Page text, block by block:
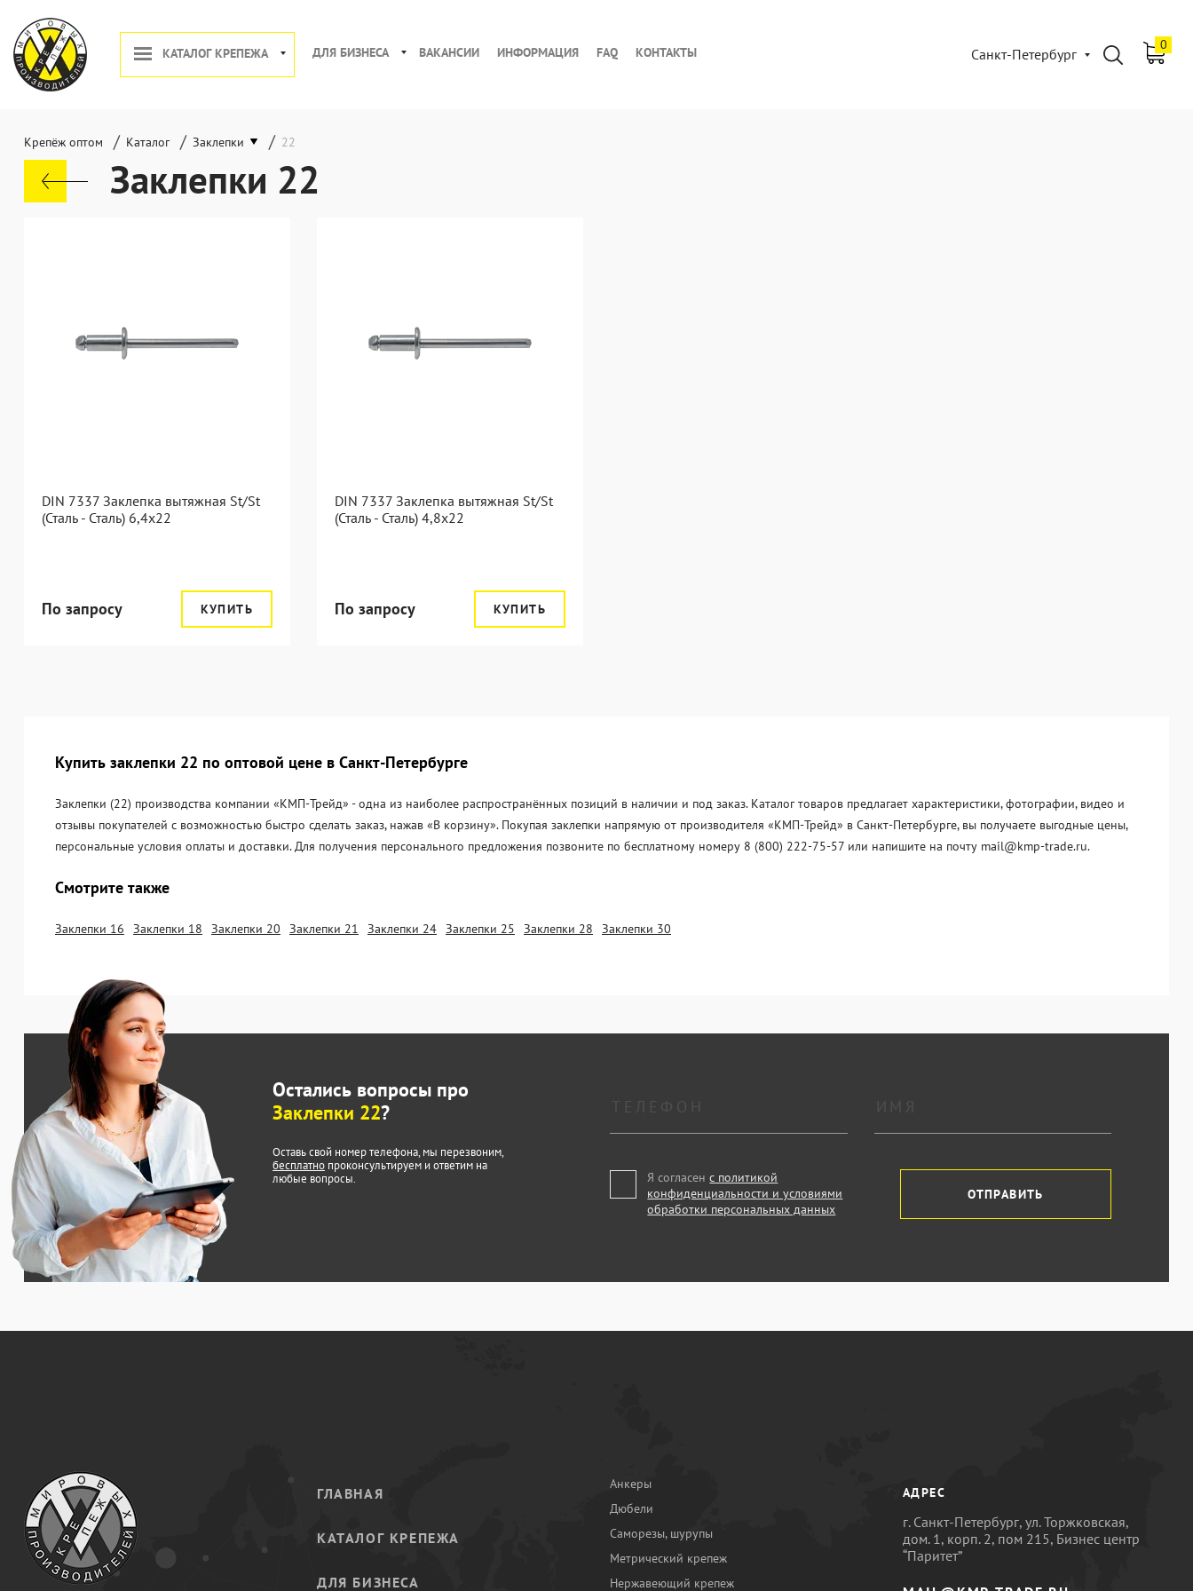
КАТАЛОГ КРЕПЕЖА ДЛЯ БИЗНЕСА ВАКАНСИИ ИНФОРМАЦИЯ FAQ КОНТАКТЫ Санкт-Петербург
0
Крепёж оптом / Каталог / Заклепки / 22
Заклепки 22
DIN 7337 Заклепка вытяжная St/St
(Сталь - Сталь) 6,4x22
По запросу КУПИТЬ
DIN 7337 Заклепка вытяжная St/St
(Сталь - Сталь) 4,8x22
По запросу КУПИТЬ
Купить заклепки 22 по оптовой цене в Санкт-Петербурге
Заклепки (22) производства компании «KМП-Трейд» - одна из наиболее распространённых позиций в наличии и под заказ. Каталог товаров предлагает характеристики, фотографии, видео и
отзывы покупателей с возможностью быстро сделать заказ, нажав «В корзину». Покупая заклепки напрямую от производителя «KМП-Трейд» в Санкт-Петербурге, вы получаете выгодные цены,
персональные условия оплаты и доставки. Для получения персонального предложения позвоните по бесплатному номеру 8 (800) 222-75-57 или напишите на почту mail@kmp-trade.ru.
Смотрите также
Заклепки 16 Заклепки 18 Заклепки 20 Заклепки 21 Заклепки 24 Заклепки 25 Заклепки 28 Заклепки 30
Остались вопросы про
Заклепки 22?
Оставь свой номер телефона, мы перезвоним,
бесплатно проконсультируем и ответим на
любые вопросы.
Я согласенс политикой
конфиденциальности и условиями
обработки персональных данных
ОТПРАВИТЬ
ГЛАВНАЯ
КАТАЛОГ КРЕПЕЖА
ДЛЯ БИЗНЕСА
Анкеры
Дюбели
Саморезы, шурупы
Метрический крепеж
Нержавеющий крепеж
АДРЕС
г. Санкт-Петербург, ул. Торжковская,
дом. 1, корп. 2, пом 215, Бизнес центр
“Паритет”